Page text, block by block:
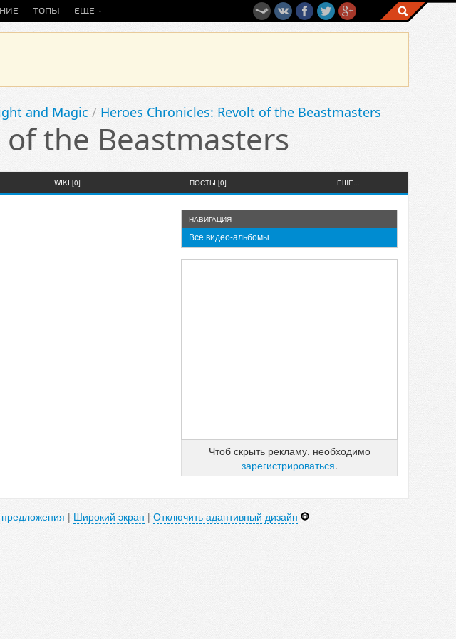
ТОПЫ ЕЩЕ
and Magic / Heroes Chronicles: Revolt of the Beastmasters
the Beastmasters
WIKI [0] ПОСТЫ [0] ЕЩЕ...
НАВИГАЦИЯ
Все видео-альбомы
Чтоб скрыть рекламу, необходимо
зарегистрироваться.
| Широкий экран | Отключить адаптивный дизайн